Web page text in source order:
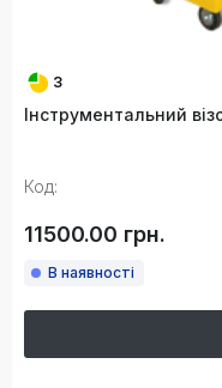
3
Інструментальний
Код:
11500.00 грн.
В наявності